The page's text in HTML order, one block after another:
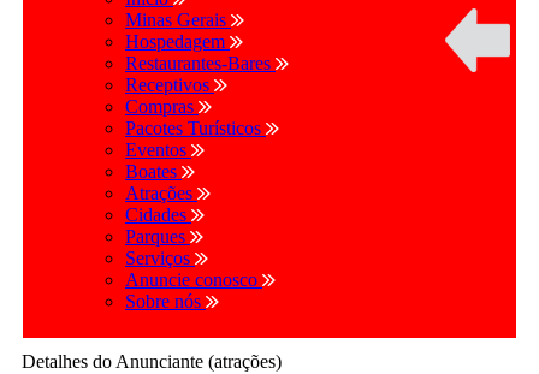
Minas Gerais
Hospedagem
Restaurantes-Bares
Receptivos
Compras
Pacotes Turísticos
Eventos
Boates
Atrações
Cidades
Parques
Serviços
Anuncie conosco
Sobre nós
Detalhes do Anunciante (atrações)